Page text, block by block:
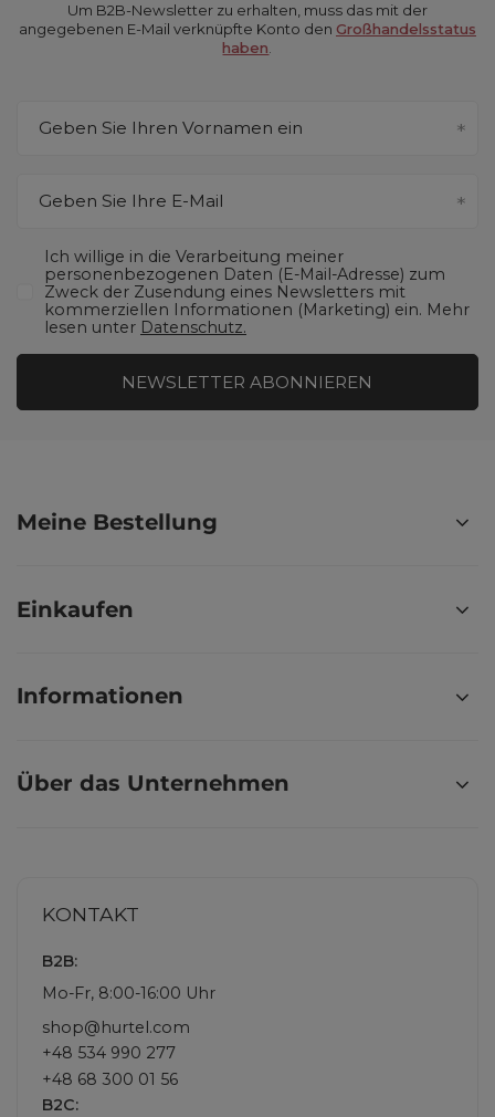
Um B2B-Newsletter zu erhalten, muss das mit der
angegebenen E-Mail verknüpfte Konto den Großhandelsstatus
haben
Geben Sie Ihren Vornamen ein
Geben Sie Ihre E-Mail
Ich willige in die Verarbeitung meiner
personenbezogenen Daten (E-Mail-Adresse) zum
Zweck der Zusendung eines Newsletters mit
kommerziellen Informationen (Marketing) ein. Mehr
lesen unter Datenschutz.
NEWSLETTER ABONNIEREN
Meine Bestellung
Einkaufen
Informationen
Über das Unternehmen
KONTAKT
B2B:
Mo-Fr, 8:00-16:00 Uhr
shop@hurtel.com
+48 534 990 277
+48 68 300 01 56
B2C: